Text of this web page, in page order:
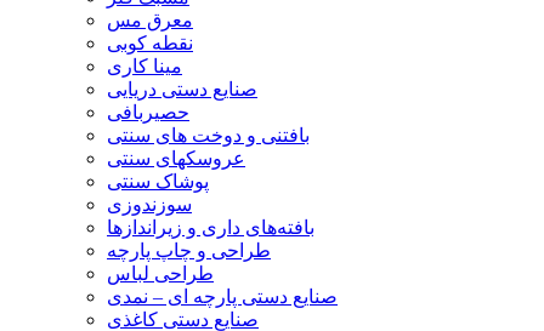
معرق مس
نقطه کوبی
مینا کاری
صنایع دستی دریایی
حصیربافی
بافتنی‌ و دوخت های سنتی
عروسکهای سنتی
پوشاک سنتی
سوزندوزی
بافته‌های داری و زیراندازها
طراحی و چاپ پارچه
طراحی لباس
صنایع دستی پارچه ای – نمدی
صنایع دستی کاغذی